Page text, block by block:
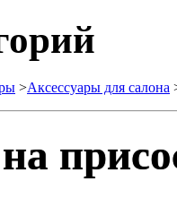
>Аксессуары для салона